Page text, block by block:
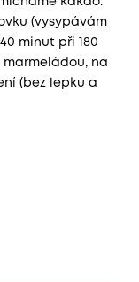
(vysypávám
minut při 180
na
(bez lepku a